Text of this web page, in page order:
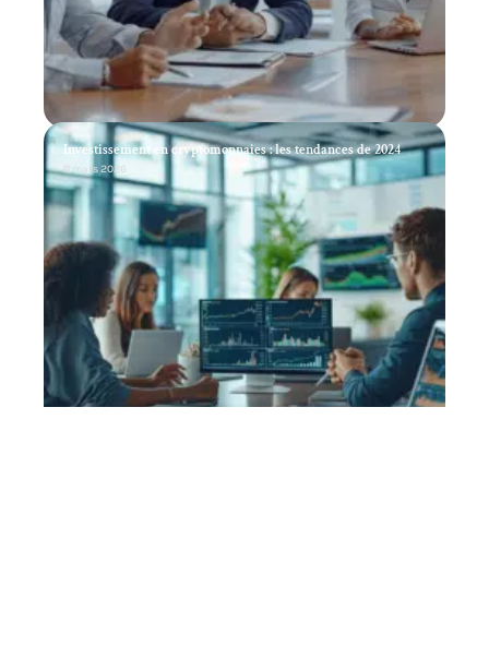
Investissement en cryptomonnaies : les tendances de 2024
11 mars 2026